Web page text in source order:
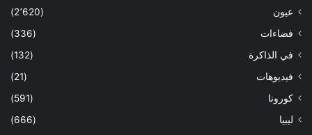
عيون
(2٬620)
فضاءات
(336)
في الذاكرة
(132)
فيديوهات
(21)
كورونا
(591)
ليبيا
(666)